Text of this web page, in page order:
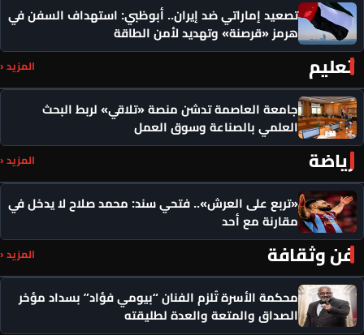
تصعيد إماراتي ضد إيران.. أبوظبي: استهداف السفن في
هرمز «قرصنة» وتهديد لأمن الطاقة
تعليم المزيد ‹
جامعة العاصمة تدشن منصة «تلاقي» لربط البحث
العلمي بالصناعة وسوق العمل
رياضة المزيد ‹
«تربع على العرش».. فتحي سند: محمد صلاح لا يدخل في
مقارنة مع أحد
فن وثقافة المزيد ‹
محكمة الأسرة تُلزم الفنان “بيومي فؤاد” بسداد مؤخر
الصداق والمتعة والعدة لطليقته